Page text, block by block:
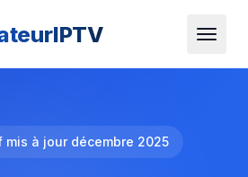
mis à jour décembre 2025